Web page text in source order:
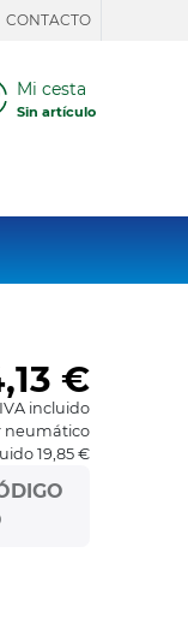
CONTACTO
Mi cesta
Sin artículo
€
IVA incluido
neumático
19,85 €